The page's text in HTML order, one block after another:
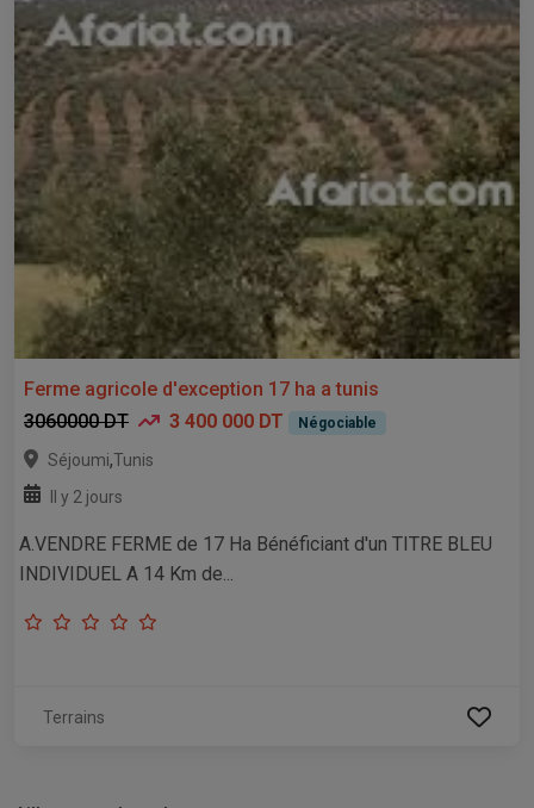
Ferme agricole d'exception 17 ha a tunis
3060000 DT
3 400 000 DT Négociable
Séjoumi,Tunis
Il y 2 jours
A.VENDRE FERME de 17 Ha Bénéficiant d'un TITRE BLEU
INDIVIDUEL A 14 Km de...
Terrains